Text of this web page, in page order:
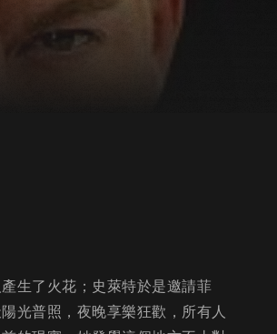
生了火花；史萊特於是邀請菲
光普照，夜晚享樂狂歡，所有人